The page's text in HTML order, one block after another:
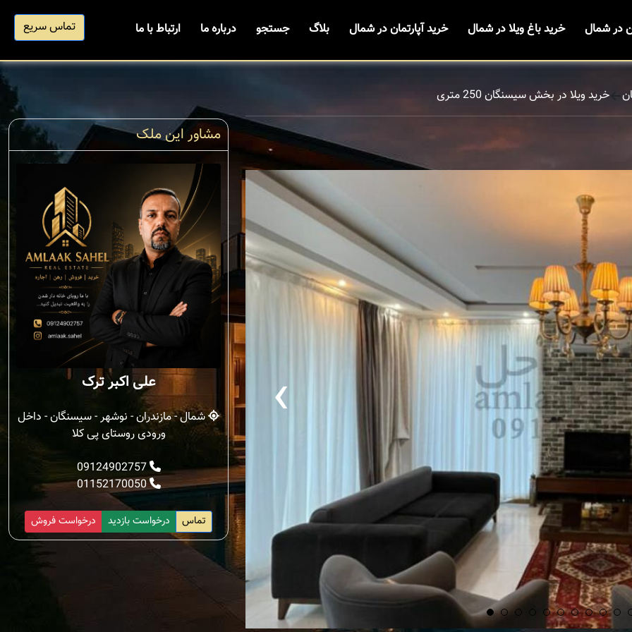
در شمال خرید باغ ویلا در شمال خرید آپارتمان در شمال بلاگ جستجو درباره ما ارتباط با ما تماس سریع
خرید ویلا در بخش سیسنگان 250 متری
‹
مشاور این ملک
علی اکبر ترک
شمال - مازندران - نوشهر - سیسنگان - داخل
ورودی روستای پی کلا
09124902757
01152170050
درخواست فروش درخواست بازدید تماس